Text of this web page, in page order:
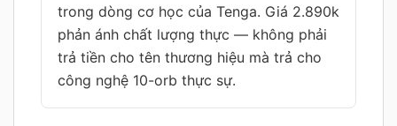
trong dòng cơ học của Tenga. Giá 2.890k
phản ánh chất lượng thực — không phải
trả tiền cho tên thương hiệu mà trả cho
công nghệ 10-orb thực sự.